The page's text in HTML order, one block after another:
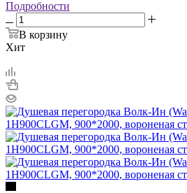
Подробности
В корзину
Хит